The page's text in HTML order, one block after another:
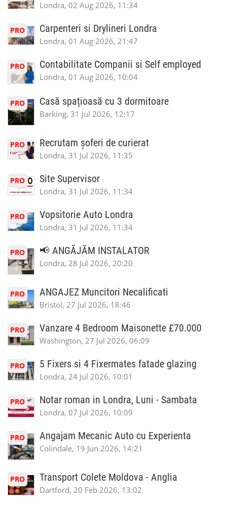
Londra, 02 Aug 2026, 11:34
PRO Carpenteri si Drylineri Londra
Londra, 01 Aug 2026, 21:47
PRO Contabilitate Companii si Self employed
Londra, 01 Aug 2026, 10:04
PRO Casă spațioasă cu 3 dormitoare
Barking, 31 Jul 2026, 12:17
PRO Recrutam șoferi de curierat
Londra, 31 Jul 2026, 11:35
PRO Site Supervisor
Londra, 31 Jul 2026, 11:34
PRO Vopsitorie Auto Londra
Londra, 31 Jul 2026, 11:34
PRO 📢 ANGĂJĂM INSTALATOR
Londra, 28 Jul 2026, 20:20
PRO ANGAJEZ Muncitori Necalificati
Bristol, 27 Jul 2026, 18:46
PRO Vanzare 4 Bedroom Maisonette £70.000
Washington, 27 Jul 2026, 06:09
PRO 5 Fixers si 4 Fixermates fatade glazing
Londra, 24 Jul 2026, 10:01
PRO Notar roman in Londra, Luni - Sambata
Londra, 07 Jul 2026, 10:09
PRO Angajam Mecanic Auto cu Experienta
Colindale, 19 Jun 2026, 14:21
PRO Transport Colete Moldova - Anglia
Dartford, 20 Feb 2026, 13:02